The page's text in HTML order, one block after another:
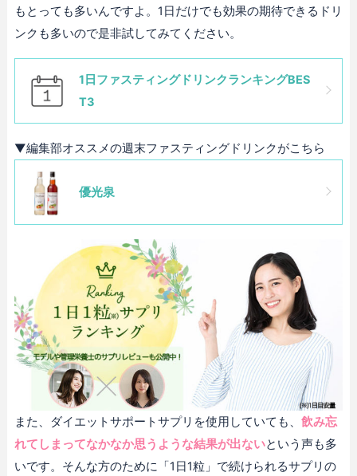
もとっても多いんですよ。1日だけでも効果の期待できるドリ
ンクも多いので是非試してみてください。
1日ファスティングドリンクランキングBES
T3
▼編集部オススメの週末ファスティングドリンクがこちら
優光泉
また、ダイエットサポートサプリを使用していても、 飲み忘
れてしまってなかなか思うような結果が出ないという声も多
いです。そんな方のために「1日1粒」で続けられるサプリの